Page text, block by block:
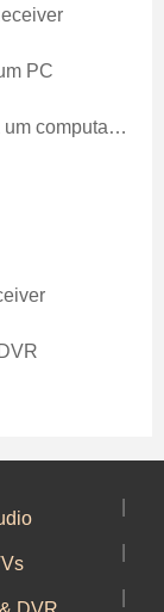
PC
computador